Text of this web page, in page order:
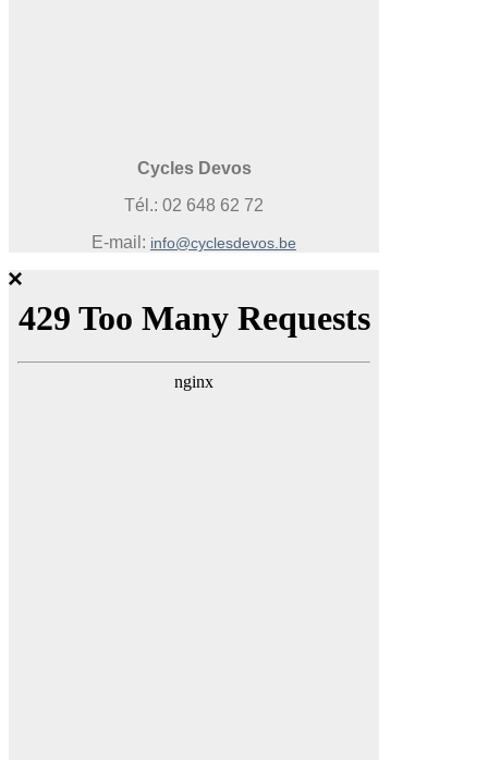
Cycles Devos
Tél.: 02 648 62 72
E-mail: info@cyclesdevos.be